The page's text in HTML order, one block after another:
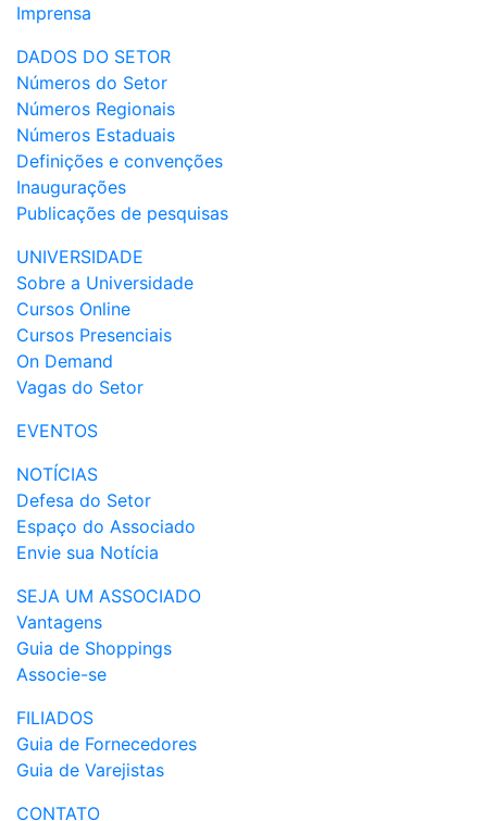
Imprensa
DADOS DO SETOR
Números do Setor
Números Regionais
Números Estaduais
Definições e convenções
Inaugurações
Publicações de pesquisas
UNIVERSIDADE
Sobre a Universidade
Cursos Online
Cursos Presenciais
On Demand
Vagas do Setor
EVENTOS
NOTÍCIAS
Defesa do Setor
Espaço do Associado
Envie sua Notícia
SEJA UM ASSOCIADO
Vantagens
Guia de Shoppings
Associe-se
FILIADOS
Guia de Fornecedores
Guia de Varejistas
CONTATO